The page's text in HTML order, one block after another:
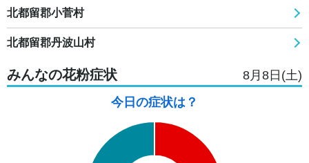
北都留郡小菅村
北都留郡丹波山村
みんなの花粉症状
8月8日(土)
今日の症状は？